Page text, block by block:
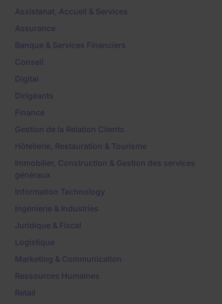
Assistanat, Accueil & Services
Assurance
Banque & Services Financiers
Conseil
Digital
Dirigeants
Finance
Gestion de la Relation Clients
Hôtellerie, Restauration & Tourisme
Immobilier, Construction & Gestion des services
généraux
Information Technology
Ingénierie & Industries
Juridique & Fiscal
Logistique
Marketing & Communication
Ressources Humaines
Retail